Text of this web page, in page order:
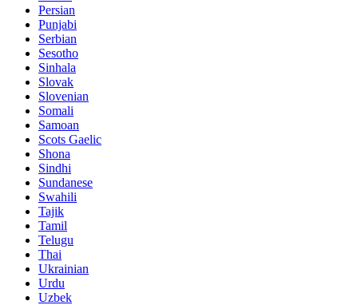
Persian
Punjabi
Serbian
Sesotho
Sinhala
Slovak
Slovenian
Somali
Samoan
Scots Gaelic
Shona
Sindhi
Sundanese
Swahili
Tajik
Tamil
Telugu
Thai
Ukrainian
Urdu
Uzbek